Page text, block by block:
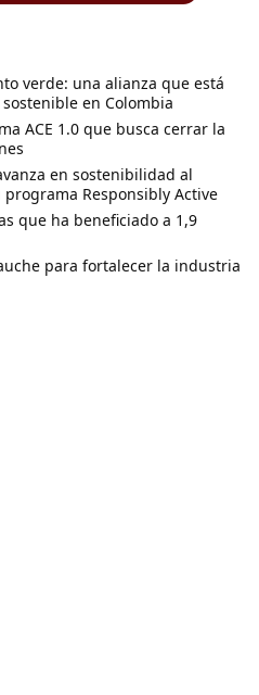
verde: una alianza que está
en Colombia
ACE 1.0 que busca cerrar la
en sostenibilidad al
Responsibly Active
que ha beneficiado a 1,9
para fortalecer la industria